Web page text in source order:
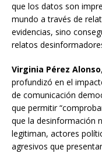
que los datos son
mundo a través de
evidencias, sino
relatos
Virginia Pérez Alonso
profundizó en el
de comunicación
que permitir
que la desinformación
legitiman, actores
agresivos que